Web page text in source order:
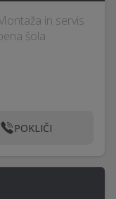
in servis
šola
POKLIČI